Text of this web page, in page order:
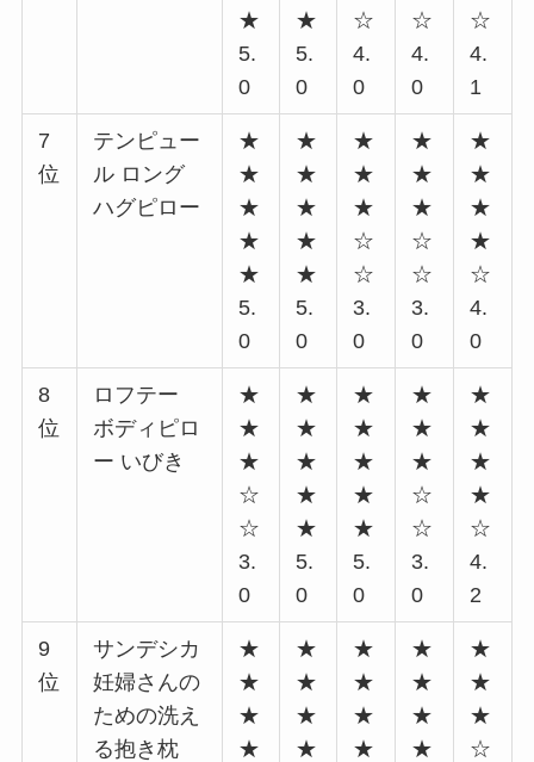
★
5.
0
★
5.
0
☆
4.
0
☆
4.
0
☆
4.
1
7
位
テンピュー
ル ロング
ハグピロー
★
★
★
★
★
5.
0
★
★
★
★
★
5.
0
★
★
★
☆
☆
3.
0
★
★
★
☆
☆
3.
0
★
★
★
★
☆
4.
0
8
位
ロフテー
ボディピロ
ー いびき
★
★
★
☆
☆
3.
0
★
★
★
★
★
5.
0
★
★
★
★
★
5.
0
★
★
★
☆
☆
3.
0
★
★
★
★
☆
4.
2
9
位
サンデシカ
妊婦さんの
ための洗え
る抱き枕
★
★
★
★
★
★
★
★
★
★
★
★
★
★
★
★
★
★
★
☆